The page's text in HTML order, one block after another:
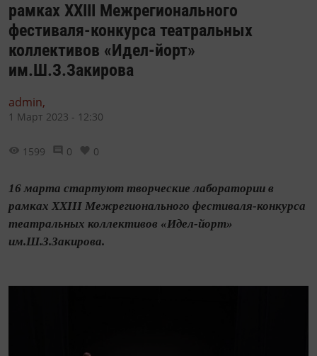
рамках XXIII Межрегионального
фестиваля-конкурса театральных
коллективов «Идел-йорт»
им.Ш.З.Закирова
admin,
1 Март 2023 - 12:30
1599 0 0
16 марта стартуют творческие лаборатории в
рамках XXIII Межрегионального фестиваля-конкурса
театральных коллективов «Идел-йорт»
им.Ш.З.Закирова.